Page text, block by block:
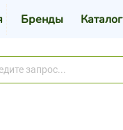
Бренды Каталог